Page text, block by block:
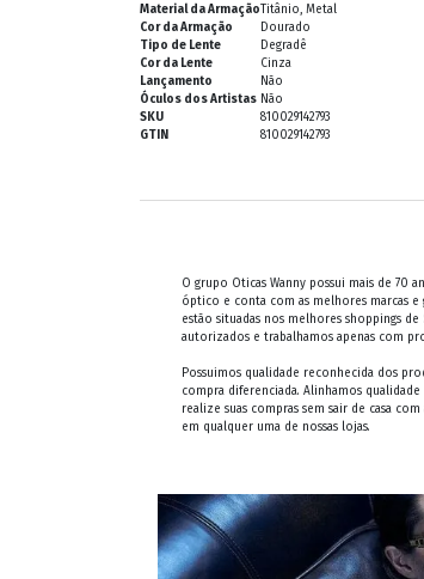
Material da ArmaçãoTitânio, Metal
Cor da Armação
Dourado
Tipo de Lente
Degradê
Cor da Lente
Cinza
Lançamento
Não
Óculos dos Artistas Não
SKU
810029142793
GTIN
810029142793
O grupo Oticas Wanny possui mais de 70
óptico e conta com as melhores marcas e
estão situadas nos melhores shoppings
autorizados e trabalhamos apenas com
Possuimos qualidade reconhecida dos
compra diferenciada. Alinhamos
realize suas compras sem sair de casa
em qualquer uma de nossas lojas.